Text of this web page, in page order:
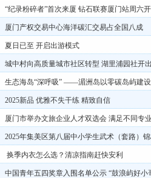
“纪录粉碎者”首次来厦 钻石联赛厦门站周六
厦门产权交易中心海洋碳汇交易占全国八成
夏日已至 开启出游模式
城中村向高质量城市社区转型 湖里浦园社开
生态海岛“深呼吸” ——湄洲岛以零碳岛屿建
2025新品 优雅不失干练 精致自信
厦门市举办文旅企业人才双选会 满足不同专
2025年集美区第八届中小学生武术（套路）
换季内衣怎么选？清凉指南赶快安利
中国青年五四奖章入围名单公示 “鼓浪屿好小